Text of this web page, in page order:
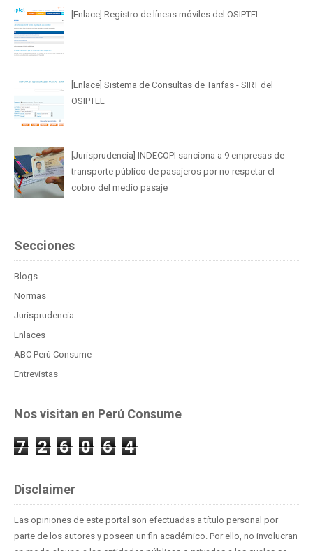
[Enlace] Registro de líneas móviles del OSIPTEL
[Enlace] Sistema de Consultas de Tarifas - SIRT del
OSIPTEL
[Jurisprudencia] INDECOPI sanciona a 9 empresas de
transporte público de pasajeros por no respetar el
cobro del medio pasaje
Secciones
Blogs
Normas
Jurisprudencia
Enlaces
ABC Perú Consume
Entrevistas
Nos visitan en Perú Consume
7 2 6 0 6 4
Disclaimer
Las opiniones de este portal son efectuadas a título personal por
parte de los autores y poseen un fin académico. Por ello, no involucran